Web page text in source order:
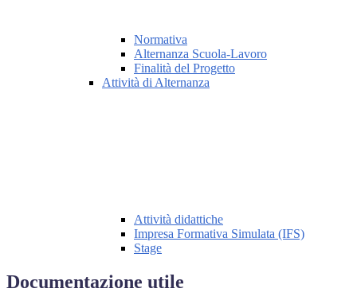
Normativa
Alternanza Scuola-Lavoro
Finalità del Progetto
Attività di Alternanza
Attività didattiche
Impresa Formativa Simulata (IFS)
Stage
Documentazione utile